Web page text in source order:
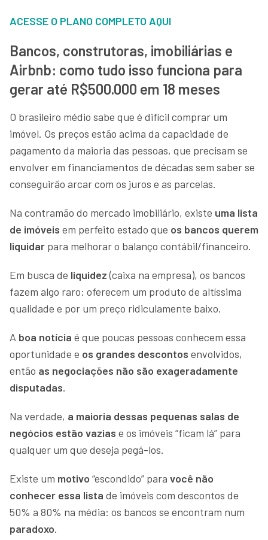
ACESSE O PLANO COMPLETO AQUI
Bancos, construtoras, imobiliárias e
Airbnb: como tudo isso funciona para
gerar até R$500.000 em 18 meses
O brasileiro médio sabe que é difícil comprar um
imóvel. Os preços estão acima da capacidade de
pagamento da maioria das pessoas, que precisam se
envolver em financiamentos de décadas sem saber se
conseguirão arcar com os juros e as parcelas.
Na contramão do mercado imobiliário, existe uma lista
de imóveis em perfeito estado que os bancos querem
liquidar para melhorar o balanço contábil/financeiro.
Em busca de liquidez(caixa na empresa), os bancos
fazem algo raro: oferecem um produto de altíssima
qualidade e por um preço ridiculamente baixo.
A boa notícia é que poucas pessoas conhecem essa
oportunidade e os grandes descontos envolvidos,
então as negociações não são exageradamente
disputadas.
Na verdade, a maioria dessas pequenas salas de
negócios estão vazias e os imóveis “ficam lá” para
qualquer um que deseja pegá-los.
Existe um motivo “escondido” para você não
conhecer essa lista de imóveis com descontos de
50% a 80% na média: os bancos se encontram num
paradoxo.